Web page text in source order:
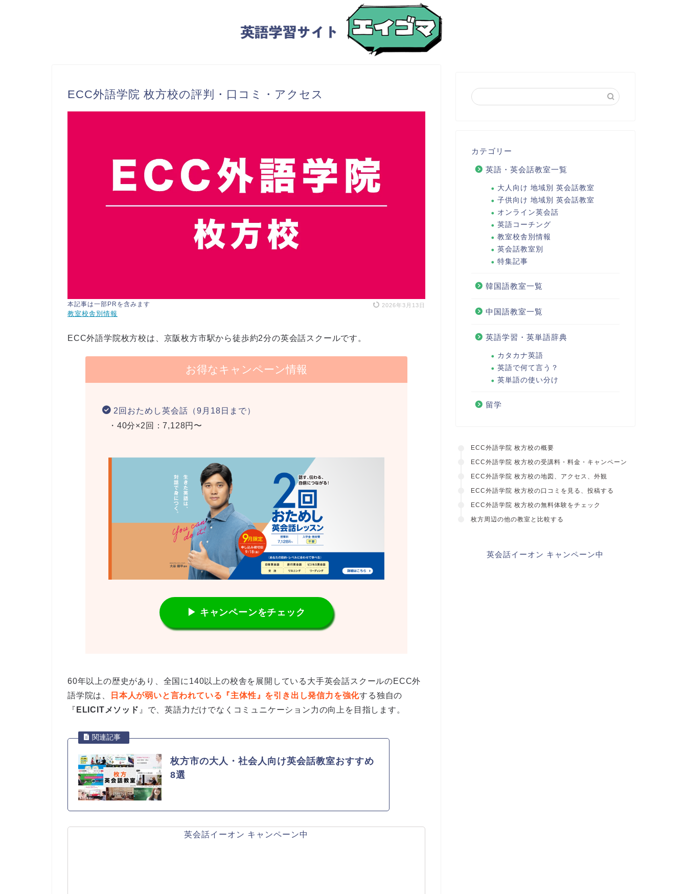
ECC外語学院 枚方校の評判・口コミ・アクセス
本記事は一部PRを含みます 2026年3月13日
教室校舎別情報
ECC外語学院枚方校は、京阪枚方市駅から徒歩約2分の英会話スクールです。
お得なキャンペーン情報
2回おためし英会話（9月18日まで）
・40分×2回：7,128円〜
▶ キャンペーンをチェック
60年以上の歴史があり、全国に140以上の校舎を展開している大手英会話スクールのECC外
語学院は、
日本人が弱いと言われている『主体性』を引き出し発信力を強化する独自の
『 ELICITメソッド 』で、英語力だけでなくコミュニケーション力の向上を目指します。
枚方市の大人・社会人向け英会話教室おすすめ
8選
英会話イーオン キャンペーン中
カテゴリー
英語・英会話教室一覧
大人向け 地域別 英会話教室
子供向け 地域別 英会話教室
オンライン英会話
英語コーチング
教室校舎別情報
英会話教室別
特集記事
韓国語教室一覧
中国語教室一覧
英語学習・英単語辞典
カタカナ英語
英語で何て言う？
英単語の使い分け
留学
ECC外語学院 枚方校の概要
ECC外語学院 枚方校の受講料・料金・キャンペーン
ECC外語学院 枚方校の地図、アクセス、外観
ECC外語学院 枚方校の口コミを見る、投稿する
ECC外語学院 枚方校の無料体験をチェック
枚方周辺の他の教室と比較する
英会話イーオン キャンペーン中